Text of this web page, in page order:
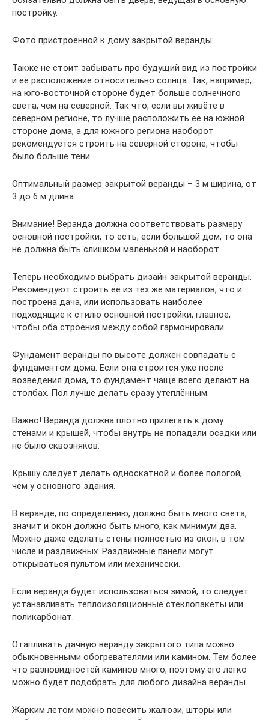
постройку.
Фото пристроенной к дому закрытой веранды:
Также не стоит забывать про будущий вид из постройки
и её расположение относительно солнца. Так, например,
на юго-восточной стороне будет больше солнечного
света, чем на северной. Так что, если вы живёте в
северном регионе, то лучше расположить её на южной
стороне дома, а для южного региона наоборот
рекомендуется строить на северной стороне, чтобы
было больше тени.
Оптимальный размер закрытой веранды – 3 м ширина, от
3 до 6 м длина.
Внимание! Веранда должна соответствовать размеру
основной постройки, то есть, если большой дом, то она
не должна быть слишком маленькой и наоборот.
Теперь необходимо выбрать дизайн закрытой веранды.
Рекомендуют строить её из тех же материалов, что и
построена дача, или использовать наиболее
подходящие к стилю основной постройки, главное,
чтобы оба строения между собой гармонировали.
Фундамент веранды по высоте должен совпадать с
фундаментом дома. Если она строится уже после
возведения дома, то фундамент чаще всего делают на
столбах. Пол лучше делать сразу утеплённым.
Важно! Веранда должна плотно прилегать к дому
стенами и крышей, чтобы внутрь не попадали осадки или
не было сквозняков.
Крышу следует делать односкатной и более пологой,
чем у основного здания.
В веранде, по определению, должно быть много света,
значит и окон должно быть много, как минимум два.
Можно даже сделать стены полностью из окон, в том
числе и раздвижных. Раздвижные панели могут
открываться пультом или механически.
Если веранда будет использоваться зимой, то следует
устанавливать теплоизоляционные стеклопакеты или
поликарбонат.
Отапливать дачную веранду закрытого типа можно
обыкновенными обогревателями или камином. Тем более
что разновидностей каминов много, поэтому его легко
можно будет подобрать для любого дизайна веранды.
Жарким летом можно повесить жалюзи, шторы или